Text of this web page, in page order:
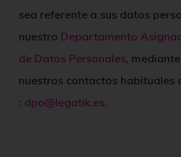
sea referente a sus datos
nuestro Departamento
de Datos Personales,
nuestros contactos habituales
: dpo@legatik.es.